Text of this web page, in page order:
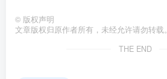
© 版权声明
文章版权归原作者所有，未经允许请勿转载。
THE END